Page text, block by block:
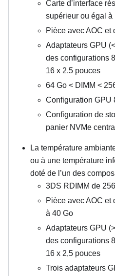
Carte d’interface
supérieur ou égal à
Pièce avec AOC et
Adaptateurs GPU
des configurations
16 x 2,5 pouces
64 Go < DIMM <
Configuration GPU
Configuration de
panier NVMe
La température
ou à une température
doté de l’un des
3DS RDIMM de
Pièce avec AOC et
à 40 Go
Adaptateurs GPU
des configurations
16 x 2,5 pouces
Trois adaptateurs